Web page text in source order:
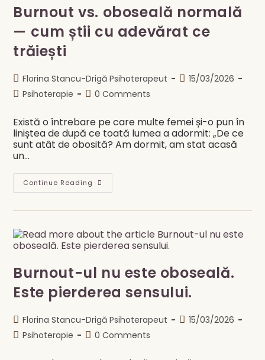
Burnout vs. oboseală normală
— cum știi cu adevărat ce
trăiești
Post
author:
Florina Stancu-Drigă Psihoterapeut
Post15/03/2026
PostPsihoterapie
Post0 Comments
Există o întrebare pe care multe femei și-o pun în
liniștea de după ce toată lumea a adormit: „De ce
sunt atât de obosită? Am dormit, am stat acasă
un…
Continue Reading Burnout
Vs.
Normală
Știi
Cu
Adevărat
Trăiești
Burnout-ul nu este oboseală.
Este pierderea sensului.
Post
author:
Florina Stancu-Drigă Psihoterapeut
Post15/03/2026
PostPsihoterapie
Post0 Comments